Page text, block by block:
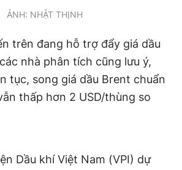
ẢNH: NHẬT THỊNH
trên đang hỗ trợ đẩy giá dầu
nhà phân tích cũng lưu ý,
tục, song giá dầu Brent chuẩn
thấp hơn 2 USD/thùng so
Dầu khí Việt Nam (VPI) dự